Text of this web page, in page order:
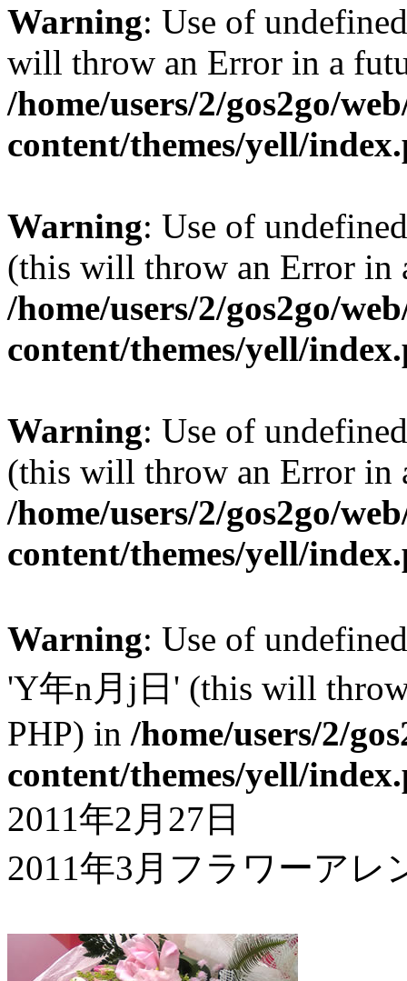
Warning: Use of
will throw an Error in a
/home/users/2/gos2go/
content/themes/yell/
Warning: Use of
(this will throw an Error in
/home/users/2/gos2go/
content/themes/yell/
Warning: Use of
(this will throw an Error in
/home/users/2/gos2go/
content/themes/yell/
Warning: Use of
'Y年n月j日' (this will
PHP) in /home/users/2/
content/themes/yell/
2011年2月27日
2011年3月フラワーア